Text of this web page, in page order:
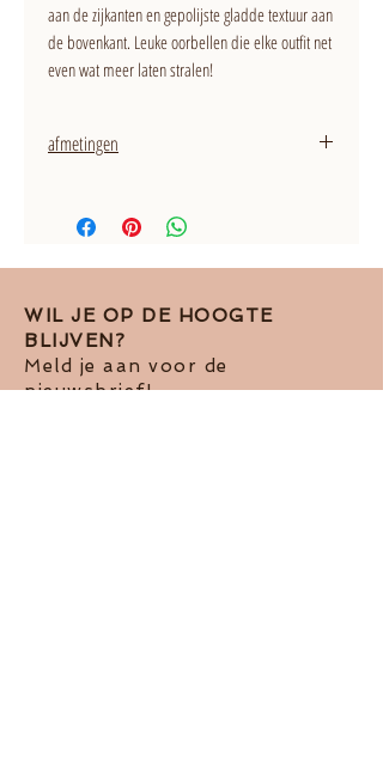
aan de zijkanten en gepolijste gladde textuur aan
de bovenkant. Leuke oorbellen die elke outfit net
even wat meer laten stralen!
afmetingen
dikte: 2 mm bij 1 mm
WIL JE OP DE HOOGTE
BLIJVEN?
Meld je aan voor de
nieuwsbrief!